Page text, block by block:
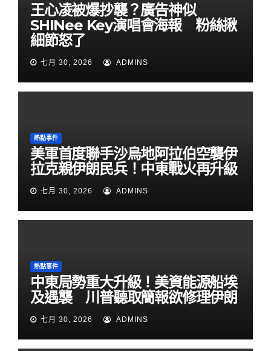
王心凌被爆抄襲？廣告神似
SHINee Key演唱會海報 粉絲揪
細節怒了
七月 30, 2026 ADMINS
熱點事件
美軍首度聯手沙烏地阿拉伯空襲伊
拉克親伊朗民兵！中東戰火再升級
七月 30, 2026 ADMINS
熱點事件
中東局勢重大升級！美資能源船埃
及遇襲 川普聽取簡報欲修理伊朗
七月 30, 2026 ADMINS